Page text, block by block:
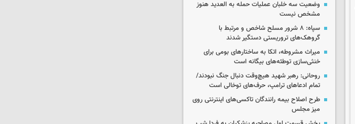
وضعیت سه خلبان عملیات حمله به العدید هنوز
مشخص نیست
سپاه: ۸ شرور مسلح شاخص و مرتبط با
گروهک‌های تروریستی دستگیر شدند
میراث مشروطه، اتکا به ساختارهای بومی برای
خنثی‌سازی توطئه‌های بیگانه است
روحانی: رهبر شهید هیچ‌وقت دنبال جنگ نبودند/
تمام ادعاهای ترامپ، حرف‌های توخالی است
طرح اصلاح بیمه رانندگان تاکسی‌های اینترنتی روی
میز مجلس